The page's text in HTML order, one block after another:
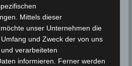
(21,95°C). Sie schwanken
und 29,39°C in Tozeur.
ganz Tunesien beträgt der
+2,59°C.
Mittels dieser
unser Unternehmen die
und Zweck der von uns
verarbeiteten
informieren. Ferner werden